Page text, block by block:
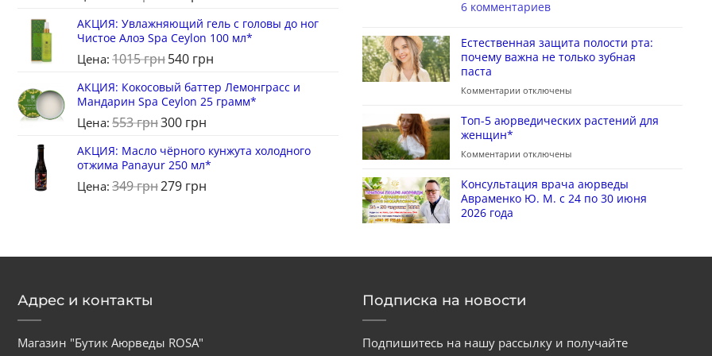
АКЦИЯ: Увлажняющий гель с головы до ног
Чистое Алоэ Spa Ceylon 100 мл*
Цена: 1015грн540 грн
АКЦИЯ: Кокосовый баттер Лемонграсс и
Мандарин Spa Ceylon 25 грамм*
Цена: 553грн300 грн
АКЦИЯ: Масло чёрного кунжута холодного
отжима Panayur 250 мл*
Цена: 349грн279 грн
6 комментариев
Естественная защита полости рта:
почему важна не только зубная
паста
Комментарии отключены
Топ-5 аюрведических растений для
женщин*
Комментарии отключены
Консультация врача аюрведы
Авраменко Ю. М. с 24 по 30 июня
2026 года
Адрес и контакты
Магазин "Бутик Аюрведы ROSA"
Подписка на новости
Подпишитесь на нашу рассылку и получайте